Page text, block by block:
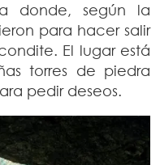
donde, según la
para hacer salir
El lugar está
torres de piedra
pedir deseos.